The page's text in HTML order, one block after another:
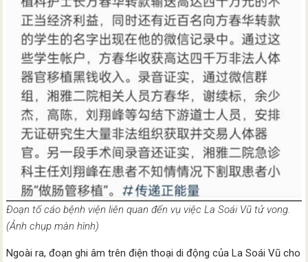
Đoạn tố cáo bệnh viện liên quan đến vụ việc La Soái Vũ tử vong.
(Ảnh chụp màn hình)
Ngoài ra, đoạn ghi âm trên điện thoại di động của La Soái Vũ cho